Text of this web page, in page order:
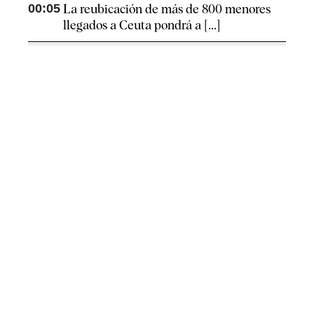
00:05 La reubicación de más de 800 menores
llegados a Ceuta pondrá a [...]